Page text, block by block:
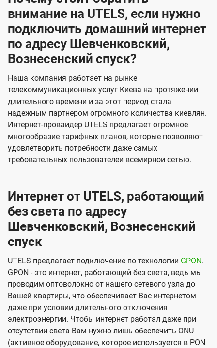
внимание на UTELS, если нужно
подключить домашний интернет
по адресу Шевченковский,
Вознесенский спуск?
Наша компания работает на рынке
телекоммуникационных услуг Киева на протяжении
длительного времени и за этот период стала
надежным партнером огромного количества киевлян.
Интернет-провайдер UTELS предлагает огромное
многообразие тарифных планов, которые позволяют
удовлетворить потребности даже самых
требовательных пользователей всемирной сетью.
Интернет от UTELS, работающий
без света по адресу
Шевченковский, Вознесенский
спуск
UTELS предлагает подключение по технологии GPON.
GPON - это интернет, работающий без света, ведь мы
проводим оптоволокно от нашего сетевого узла до
Вашей квартиры, что обеспечивает Вас интернетом
даже при условии длительного отключения
электроэнергии. Чтобы интернет работал даже при
отсутствии света Вам нужно лишь обеспечить ONU
(активное оборудование, которое используется в PON